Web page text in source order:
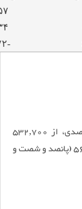
-۵.۷۲
هر مثقال طلا 18 عیار امروز با افزایش 6.49 درصدی، از 532,700
(پانصد و سی و دو هزار و هفتصد ) تومان به 569,700 (پانصد و شصت و